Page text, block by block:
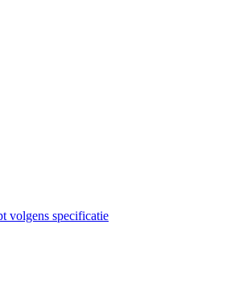
volgens specificatie